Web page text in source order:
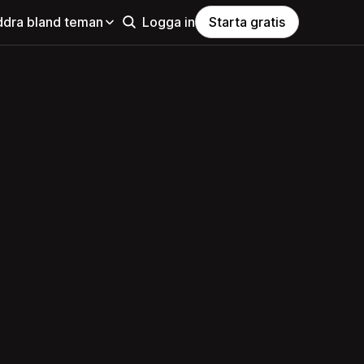
bland teman Logga in Starta gratis